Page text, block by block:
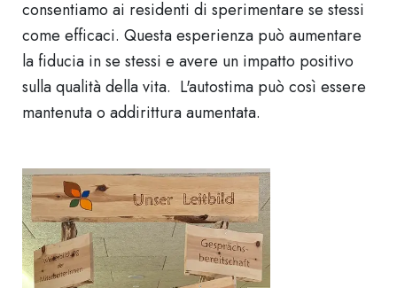
consentiamo ai residenti di sperimentare se stessi
come efficaci. Questa esperienza può aumentare
la fiducia in se stessi e avere un impatto positivo
sulla qualità della vita. L'autostima può così essere
mantenuta o addirittura aumentata.